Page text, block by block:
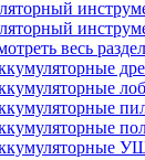
весь раздел